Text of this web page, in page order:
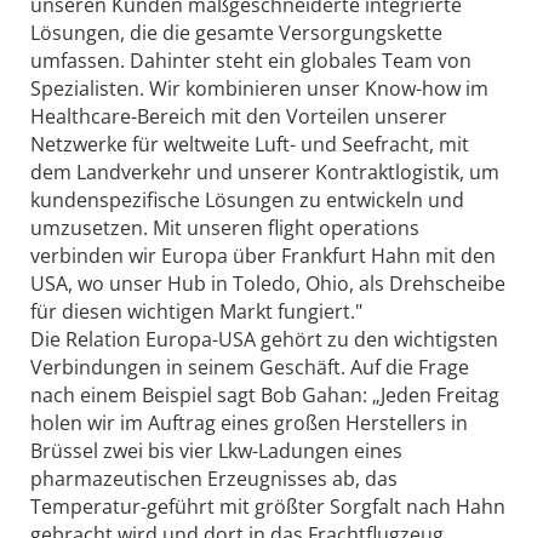
Lösungen, die die gesamte Versorgungskette
umfassen. Dahinter steht ein globales Team von
Spezialisten. Wir kombinieren unser Know-how im
Healthcare-Bereich mit den Vorteilen unserer
Netzwerke für weltweite Luft- und Seefracht, mit
dem Landverkehr und unserer Kontraktlogistik, um
kundenspezifische Lösungen zu entwickeln und
umzusetzen. Mit unseren flight operations
verbinden wir Europa über Frankfurt Hahn mit den
USA, wo unser Hub in Toledo, Ohio, als Drehscheibe
für diesen wichtigen Markt fungiert."
Die Relation Europa-USA gehört zu den wichtigsten
Verbindungen in seinem Geschäft. Auf die Frage
nach einem Beispiel sagt Bob Gahan: „Jeden Freitag
holen wir im Auftrag eines großen Herstellers in
Brüssel zwei bis vier Lkw-Ladungen eines
pharmazeutischen Erzeugnisses ab, das
Temperatur-geführt mit größter Sorgfalt nach Hahn